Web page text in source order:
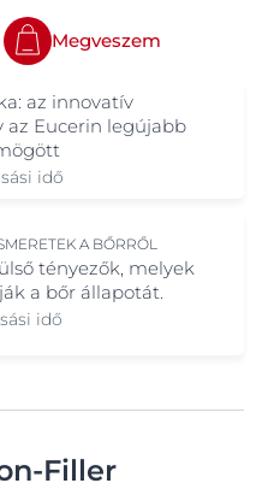
Megveszem
az innovatív
az Eucerin legújabb
idő
A BŐRRŐL
tényezők, melyek
a bőr állapotát.
idő
Filler